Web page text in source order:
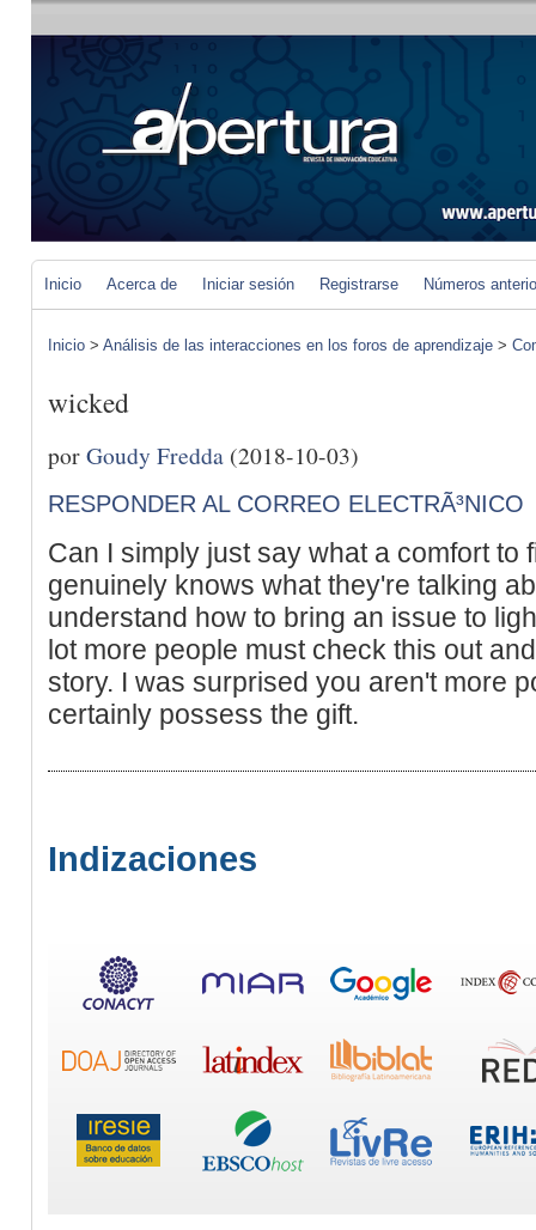
Inicio Acerca de Iniciar sesión Registrarse Números
Inicio > Análisis de las interacciones en los foros de aprendizaje >
wicked
porGoudy Fredda (2018-10-03)
RESPONDER AL CORREO ELECTRÃ³NICO
Can I simply just say what a comfort to
genuinely knows what they're talking
understand how to bring an issue to
lot more people must check this out
story. I was surprised you aren't more
certainly possess the gift.
Indizaciones